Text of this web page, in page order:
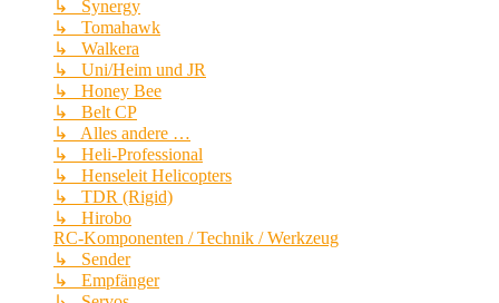
↳ Synergy
↳ Tomahawk
↳ Walkera
↳ Uni/Heim und JR
↳ Honey Bee
↳ Belt CP
↳ Alles andere …
↳ Heli-Professional
↳ Henseleit Helicopters
↳ TDR (Rigid)
↳ Hirobo
RC-Komponenten / Technik / Werkzeug
↳ Sender
↳ Empfänger